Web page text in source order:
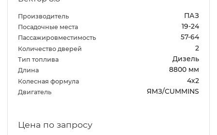
Производитель ПАЗ
Посадочные места 19-24
Пассажировместимость 57-64
Количество дверей 2
Тип топлива Дизель
Длина 8800 мм
Колесная формула 4х2
Двигатель ЯМЗ/CUMMINS
Цена по запросу